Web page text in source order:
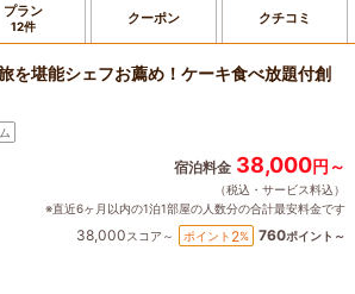
プラン
12件 クーポン クチコミ
を堪能シェフお薦め！ケーキ食べ放題付創
宿泊料金 38,000円～
（税込・サービス料込）
※直近6ヶ月以内の1泊1部屋の人数分の合計最安料金です
38,000スコア～ ポイント 2% 760ポイント～